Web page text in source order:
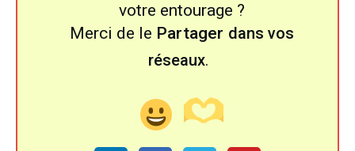
votre entourage ?
Merci de le Partager dans vos
réseaux.